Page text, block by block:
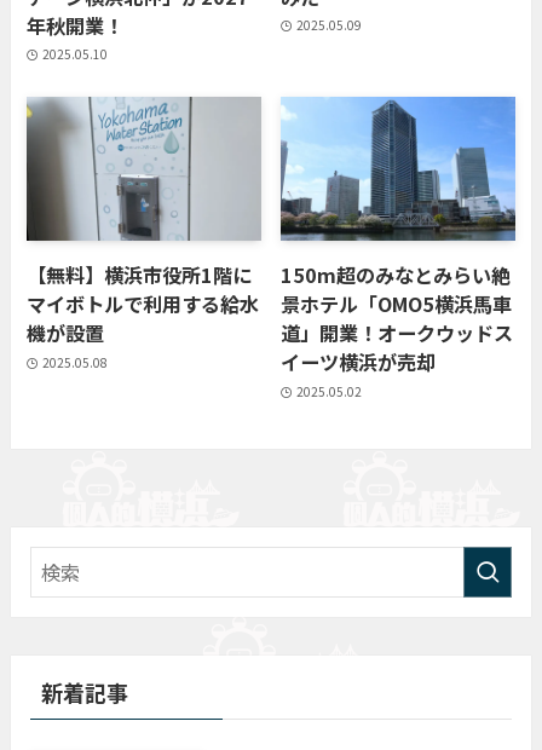
年秋開業！
2025.05.10
2025.05.09
【無料】横浜市役所1階に
マイボトルで利用する給水
機が設置
2025.05.08
150m超のみなとみらい絶
景ホテル「OMO5横浜馬車
道」開業！オークウッドス
イーツ横浜が売却
2025.05.02
新着記事